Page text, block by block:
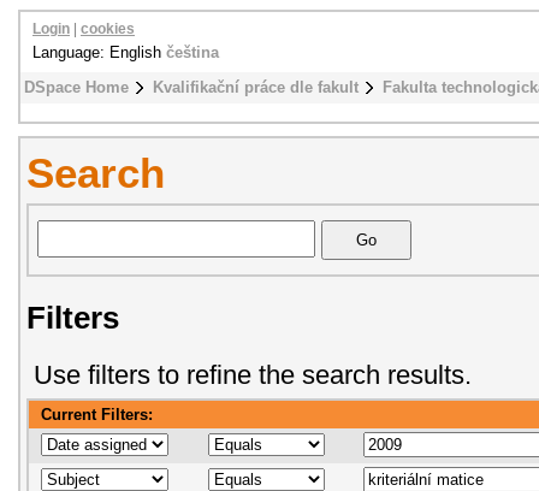
DSpace Home Kvalifikační práce dle fakult Fakulta
Login cookies
Language: English čeština
Search
Filters
Use filters to refine the search results.
Current Filters: